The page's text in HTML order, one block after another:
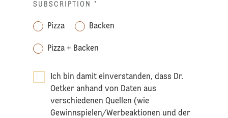
SUBSCRIPTION *
Pizza Backen
Pizza + Backen
Ich bin damit einverstanden, dass Dr.
Oetker anhand von Daten aus
verschiedenen Quellen (wie
Gewinnspielen/Werbeaktionen und der